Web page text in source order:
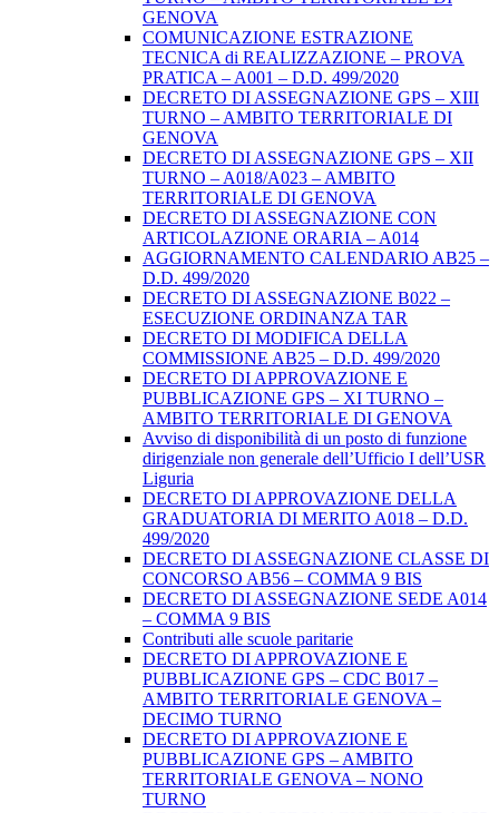
GENOVA
COMUNICAZIONE ESTRAZIONE
TECNICA di REALIZZAZIONE – PROVA
PRATICA – A001 – D.D. 499/2020
DECRETO DI ASSEGNAZIONE GPS – XIII
TURNO – AMBITO TERRITORIALE DI
GENOVA
DECRETO DI ASSEGNAZIONE GPS – XII
TURNO – A018/A023 – AMBITO
TERRITORIALE DI GENOVA
DECRETO DI ASSEGNAZIONE CON
ARTICOLAZIONE ORARIA – A014
AGGIORNAMENTO CALENDARIO AB25 –
D.D. 499/2020
DECRETO DI ASSEGNAZIONE B022 –
ESECUZIONE ORDINANZA TAR
DECRETO DI MODIFICA DELLA
COMMISSIONE AB25 – D.D. 499/2020
DECRETO DI APPROVAZIONE E
PUBBLICAZIONE GPS – XI TURNO –
AMBITO TERRITORIALE DI GENOVA
Avviso di disponibilità di un posto di funzione
dirigenziale non generale dell’Ufficio I dell’USR
Liguria
DECRETO DI APPROVAZIONE DELLA
GRADUATORIA DI MERITO A018 – D.D.
499/2020
DECRETO DI ASSEGNAZIONE CLASSE DI
CONCORSO AB56 – COMMA 9 BIS
DECRETO DI ASSEGNAZIONE SEDE A014
– COMMA 9 BIS
Contributi alle scuole paritarie
DECRETO DI APPROVAZIONE E
PUBBLICAZIONE GPS – CDC B017 –
AMBITO TERRITORIALE GENOVA –
DECIMO TURNO
DECRETO DI APPROVAZIONE E
PUBBLICAZIONE GPS – AMBITO
TERRITORIALE GENOVA – NONO
TURNO